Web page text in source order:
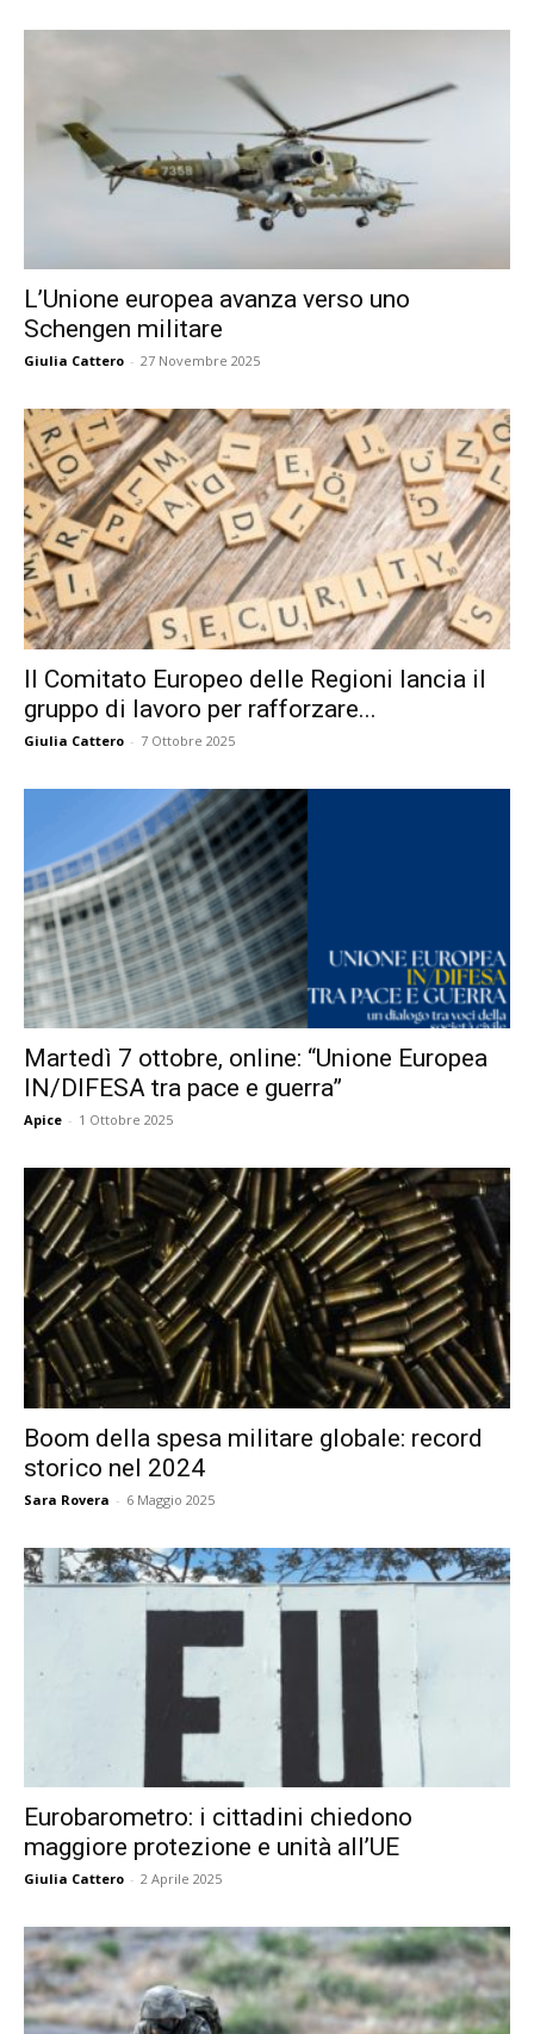
L’Unione europea avanza verso uno
Schengen militare
Giulia Cattero - 27 Novembre 2025
Il Comitato Europeo delle Regioni lancia il
gruppo di lavoro per rafforzare...
Giulia Cattero - 7 Ottobre 2025
Martedì 7 ottobre, online: “Unione Europea
IN/DIFESA tra pace e guerra”
Apice - 1 Ottobre 2025
Boom della spesa militare globale: record
storico nel 2024
Sara Rovera - 6 Maggio 2025
Eurobarometro: i cittadini chiedono
maggiore protezione e unità all’UE
Giulia Cattero - 2 Aprile 2025